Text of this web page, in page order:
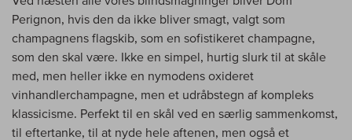
Perignon, hvis den da ikke bliver smagt, valgt som
champagnens flagskib, som en sofistikeret champagne,
som den skal være. Ikke en simpel, hurtig slurk til at skåle
med, men heller ikke en nymodens oxideret
vinhandlerchampagne, men et udråbstegn af kompleks
klassicisme. Perfekt til en skål ved en særlig sammenkomst,
til eftertanke, til at nyde hele aftenen, men også et